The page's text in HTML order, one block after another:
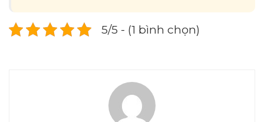
5/5 - (1 bình chọn)